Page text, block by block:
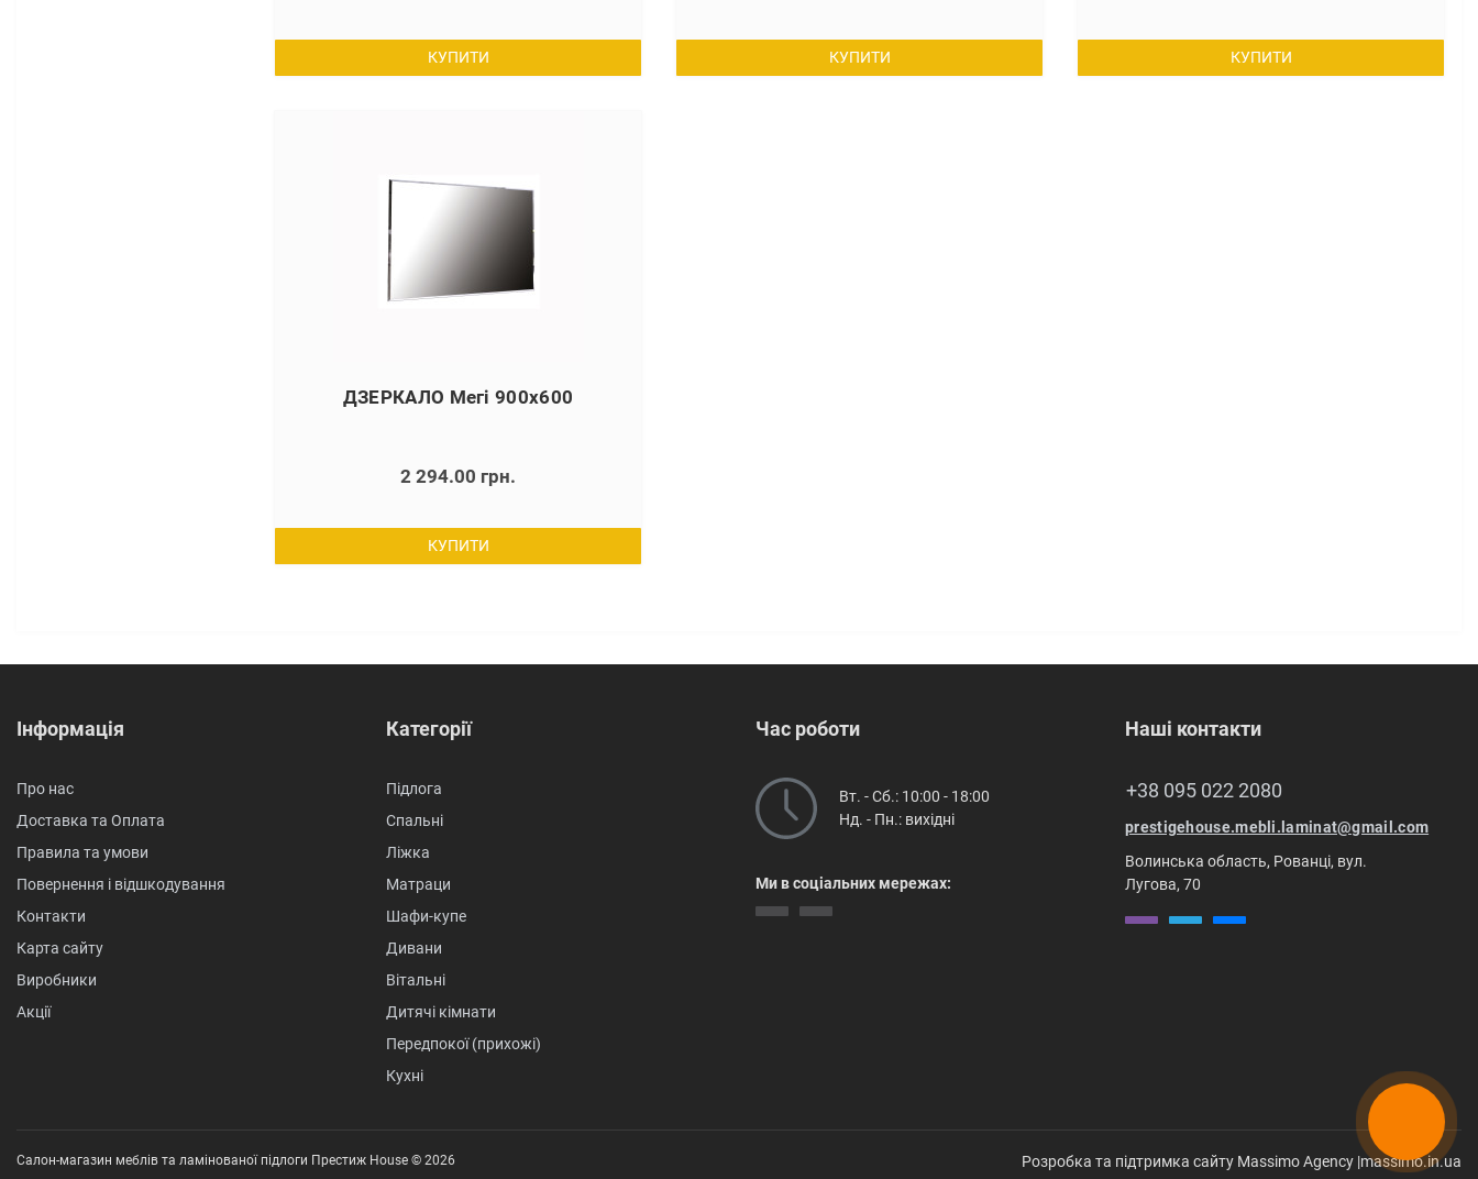
КУПИТИ КУПИТИ КУПИТИ
ДЗЕРКАЛО Мегі 900х600
2 294.00 грн.
КУПИТИ
Інформація
Про нас
Доставка та Оплата
Правила та умови
Повернення і відшкодування
Контакти
Карта сайту
Виробники
Акції
Категорії
Підлога
Спальні
Ліжка
Матраци
Шафи-купе
Дивани
Вітальні
Дитячі кімнати
Передпокої (прихожі)
Кухні
Час роботи
Вт. - Сб.: 10:00 - 18:00
Нд. - Пн.: вихідні
Ми в соціальних мережах:
Наші контакти
+38 095 022 2080
prestigehouse.mebli.laminat@gmail.com
Волинська область, Рованці, вул.
Лугова, 70
Салон-магазин меблів та ламінованої підлоги Престиж House © 2026 Розробка та підтримка сайту Massimo Agency |massimo.in.ua